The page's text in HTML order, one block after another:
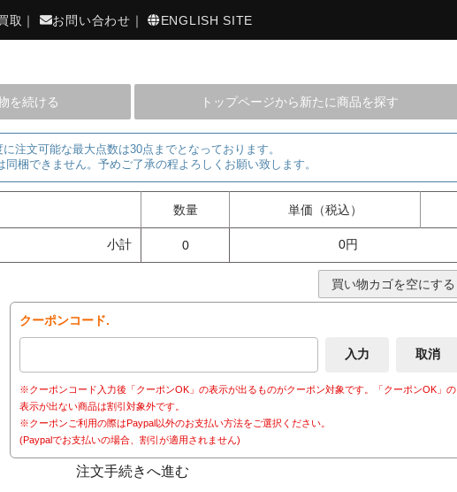
取 ｜ お問い合わせ ｜ ENGLISH SITE
を続ける トップページから新たに商品を探す
に注文可能な最大点数は30点までとなっております。
同梱できません。予めご了承の程よろしくお願い致します。
数量 単価（税込）
小計 0 0円
買い物カゴを空にする
クーポンコード.
※クーポンコード入力後「クーポンOK」の表示が出るものがクーポン対象です。「クーポンOK」の
表示が出ない商品は割引対象外です。
※クーポンご利用の際はPaypal以外のお支払い方法をご選択ください。
(Paypalでお支払いの場合、割引が適用されません)
注文手続きへ進む